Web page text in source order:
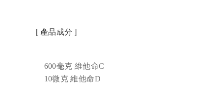
[ 產品成分 ]
600毫克 維他命C
10微克 維他命D